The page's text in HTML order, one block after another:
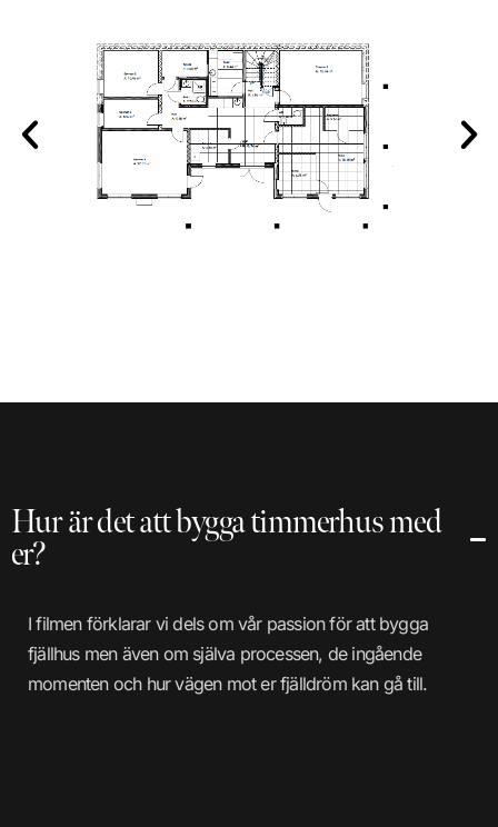
Hur är det att bygga timmerhus med
er?
I filmen förklarar vi dels om vår passion för att bygga
fjällhus men även om själva processen, de ingående
momenten och hur vägen mot er fjälldröm kan gå till.